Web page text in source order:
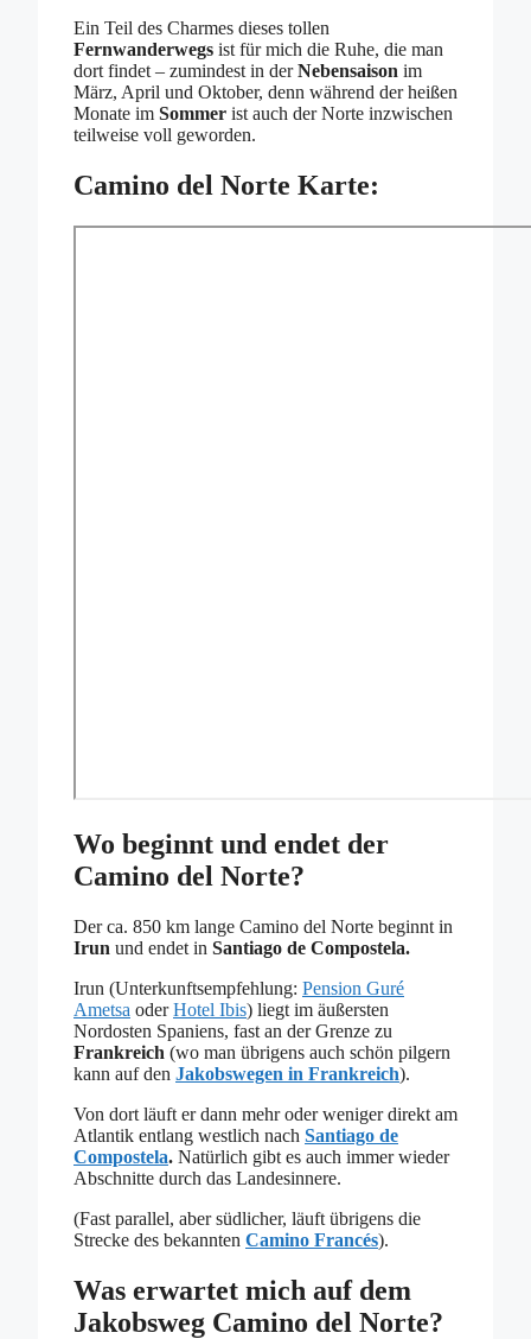
Ein Teil des Charmes dieses tollen
Fernwanderwegs ist für mich die Ruhe, die man
dort findet – zumindest in derNebensaison im
März, April und Oktober, denn während der heißen
Monate im Sommer ist auch der Norte inzwischen
teilweise voll geworden.
Camino del Norte Karte:
Wo beginnt und endet der
Camino del Norte?
Der ca. 850 km lange Camino del Norte beginnt in
Irun und endet in Santiago de Compostela.
Irun (Unterkunftsempfehlung: Pension Guré
Ametsa oderHotel Ibis) liegt im äußersten
Nordosten Spaniens, fast an der Grenze zu
Frankreich (wo man übrigens auch schön pilgern
kann auf den Jakobswegen in Frankreich).
Von dort läuft er dann mehr oder weniger direkt am
Atlantik entlang westlich nach Santiago de
Compostela. Natürlich gibt es auch immer wieder
Abschnitte durch das Landesinnere.
(Fast parallel, aber südlicher, läuft übrigens die
Strecke des bekannten Camino Francés).
Was erwartet mich auf dem
Jakobsweg Camino del Norte?